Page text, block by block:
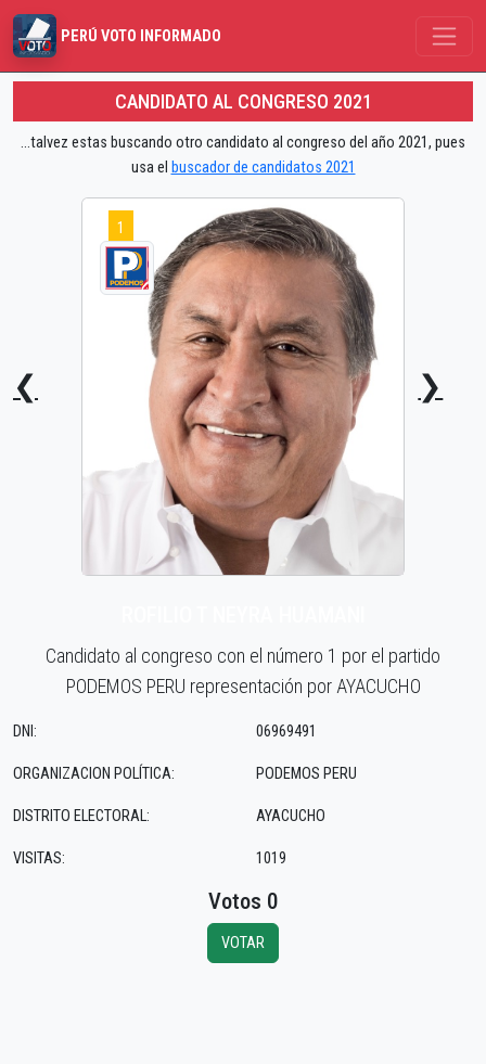
PERÚ VOTO INFORMADO
CANDIDATO AL CONGRESO 2021
...talvez estas buscando otro candidato al congreso del año 2021, pues
usa el buscador de candidatos 2021
❮
1
❯
Candidato al congreso con el número 1 por el partido
PODEMOS PERU representación por AYACUCHO
DNI:
ORGANIZACION POLÍTICA:
DISTRITO ELECTORAL:
VISITAS:
06969491
PODEMOS PERU
AYACUCHO
1019
Votos 0
VOTAR